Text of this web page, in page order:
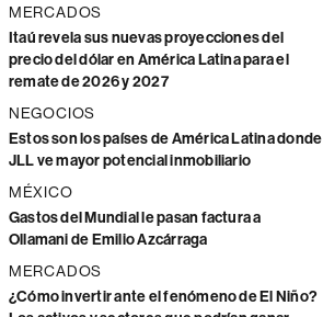
MERCADOS
Itaú revela sus nuevas proyecciones del
precio del dólar en América Latina para el
remate de 2026 y 2027
NEGOCIOS
Estos son los países de América Latina donde
JLL ve mayor potencial inmobiliario
MÉXICO
Gastos del Mundial le pasan factura a
Ollamani de Emilio Azcárraga
MERCADOS
¿Cómo invertir ante el fenómeno de El Niño?